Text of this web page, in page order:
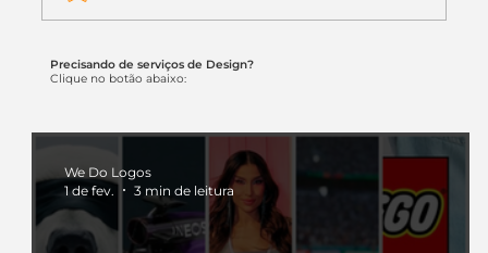
Precisando de serviços de Design?
Clique no botão abaixo:
We Do Logos
1 de fev.
3 min de leitura
Logomarca e identidade visual para